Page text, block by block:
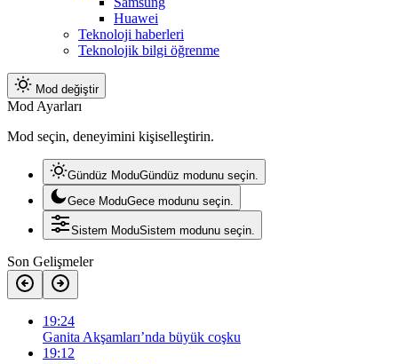
Huawei
Teknoloji haberleri
Teknolojik bilgi öğrenme
Mod değiştir
Mod Ayarları
Mod seçin, deneyimini kişiselleştirin.
Gündüz ModuGündüz modunu seçin.
Gece ModuGece modunu seçin.
Sistem ModuSistem modunu seçin.
Son Gelişmeler
19:24
Ganita Akşamları’nda büyük coşku
19:12